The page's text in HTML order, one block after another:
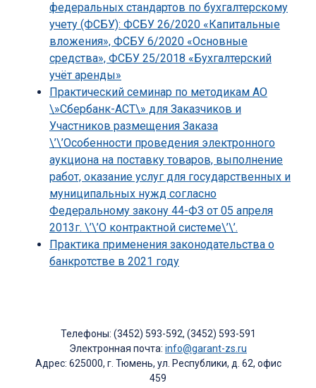
федеральных стандартов по бухгалтерскому
учету (ФСБУ): ФСБУ 26/2020 «Капитальные
вложения», ФСБУ 6/2020 «Основные
средства», ФСБУ 25/2018 «Бухгалтерский
учёт аренды»
Практический семинар по методикам АО
\»Сбербанк-АСТ\» для Заказчиков и
Участников размещения Заказа
\’\’Особенности проведения электронного
аукциона на поставку товаров, выполнение
работ, оказание услуг для государственных и
муниципальных нужд согласно
Федеральному закону 44-ФЗ от 05 апреля
2013г. \’\’О контрактной системе\’\’.
Практика применения законодательства о
банкротстве в 2021 году
Телефоны: (3452) 593-592, (3452) 593-591
Электронная почта: info@garant-zs.ru
Адрес: 625000, г. Тюмень, ул. Республики, д. 62, офис
459